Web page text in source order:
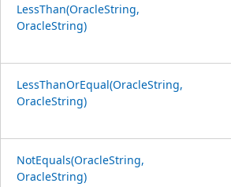
LessThan(OracleString,
OracleString)
LessThanOrEqual(OracleString,
OracleString)
NotEquals(OracleString,
OracleString)